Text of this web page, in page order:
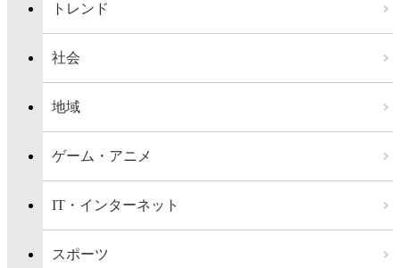
トレンド
社会
地域
ゲーム・アニメ
IT・インターネット
スポーツ